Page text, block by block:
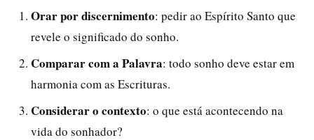
Orar por discernimento: pedir ao Espírito Santo que
revele o significado do sonho.
Comparar com a Palavra: todo sonho deve estar em
harmonia com as Escrituras.
Considerar o contexto: o que está acontecendo na
vida do sonhador?